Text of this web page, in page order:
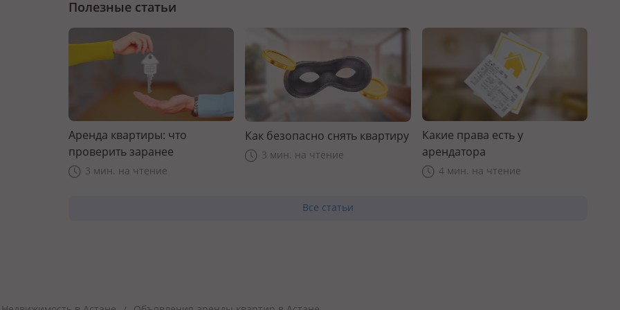
Полезные статьи
Аренда квартиры: что
проверить заранее
3 мин. на чтение
Как безопасно снять квартиру
3 мин. на чтение
Какие права есть у
арендатора
4 мин. на чтение
Все статьи